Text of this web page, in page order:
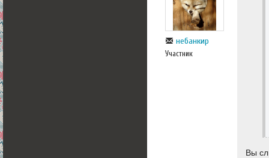
небанкир
Участник
Вы